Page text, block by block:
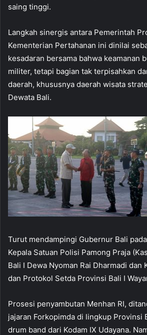
saing tinggi.
Langkah sinergis antara Pemerintah
Kementerian Pertahanan ini dinilai
kesadaran bersama bahwa keamanan
militer, tetapi bagian tak terpisahkan
daerah, khususnya daerah wisata
Dewata Bali.
Turut mendampingi Gubernur Bali
Kepala Satuan Polisi Pamong Praja
Bali I Dewa Nyoman Rai Dharmadi dan
dan Protokol Setda Provinsi Bali I
Prosesi penyambutan Menhan RI,
jajaran Forkopimda di lingkup Provinsi
drum band dari Kodam IX Udayana.